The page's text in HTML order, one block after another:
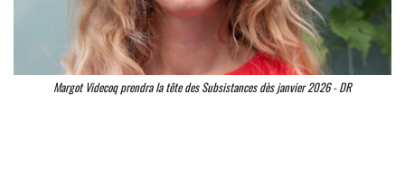
Margot Videcoq prendra la tête des Subsistances dès janvier 2026 - DR